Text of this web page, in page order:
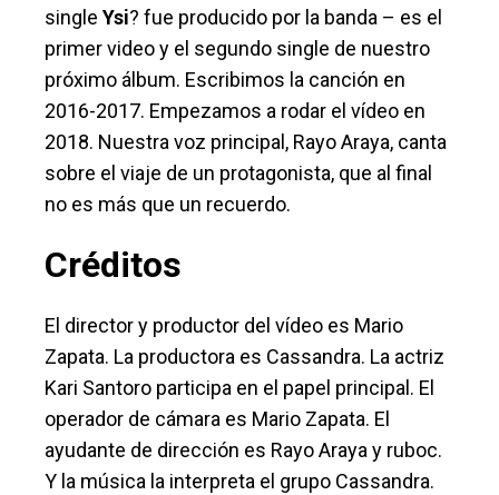
single Ysi? fue producido por la banda – es el
primer video y el segundo single de nuestro
próximo álbum. Escribimos la canción en
2016-2017. Empezamos a rodar el vídeo en
2018. Nuestra voz principal, Rayo Araya, canta
sobre el viaje de un protagonista, que al final
no es más que un recuerdo.
Créditos
El director y productor del vídeo es Mario
Zapata. La productora es Cassandra. La actriz
Kari Santoro participa en el papel principal. El
operador de cámara es Mario Zapata. El
ayudante de dirección es Rayo Araya y ruboc.
Y la música la interpreta el grupo Cassandra.